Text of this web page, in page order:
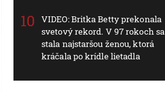
VIDEO: Britka Betty prekonala
svetový rekord. V 97 rokoch sa
stala najstaršou ženou, ktorá
kráčala po krídle lietadla